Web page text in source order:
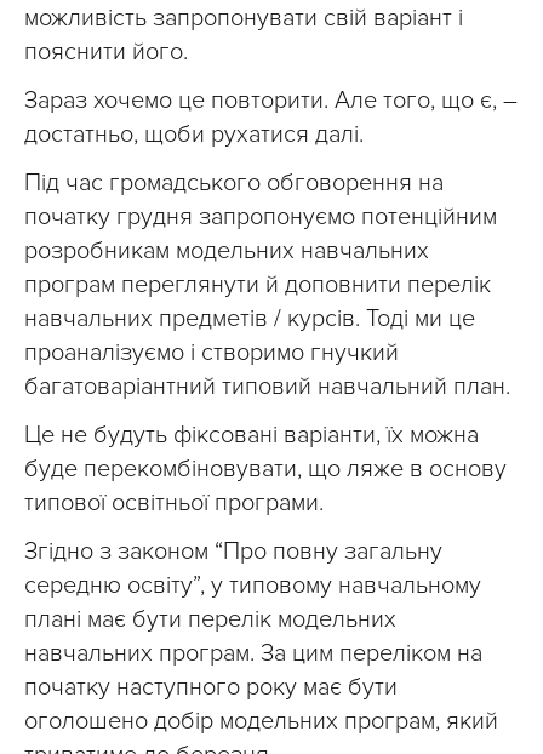
можливість запропонувати свій варіант і
пояснити його.
Зараз хочемо це повторити. Але того, що є, –
достатньо, щоби рухатися далі.
Під час громадського обговорення на
початку грудня запропонуємо потенційним
розробникам модельних навчальних
програм переглянути й доповнити перелік
навчальних предметів / курсів. Тоді ми це
проаналізуємо і створимо гнучкий
багатоваріантний типовий навчальний план.
Це не будуть фіксовані варіанти, їх можна
буде перекомбіновувати, що ляже в основу
типової освітньої програми.
Згідно з законом “Про повну загальну
середню освіту”, у типовому навчальному
плані має бути перелік модельних
навчальних програм. За цим переліком на
початку наступного року має бути
оголошено добір модельних програм, який